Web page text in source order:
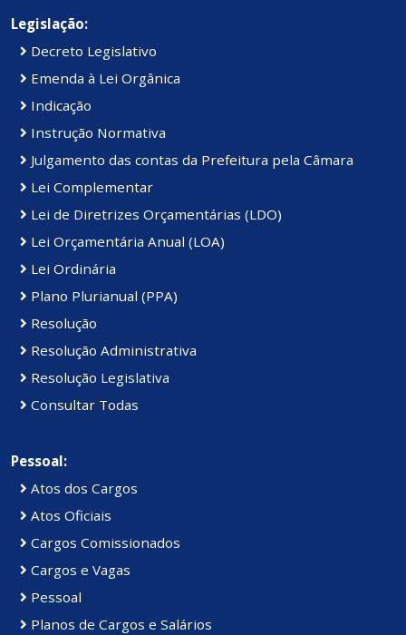
Legislação:
Decreto Legislativo
Emenda à Lei Orgânica
Indicação
Instrução Normativa
Julgamento das contas da Prefeitura pela Câmara
Lei Complementar
Lei de Diretrizes Orçamentárias (LDO)
Lei Orçamentária Anual (LOA)
Lei Ordinária
Plano Plurianual (PPA)
Resolução
Resolução Administrativa
Resolução Legislativa
Consultar Todas
Pessoal:
Atos dos Cargos
Atos Oficiais
Cargos Comissionados
Cargos e Vagas
Pessoal
Planos de Cargos e Salários